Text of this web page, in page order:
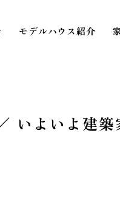
モデルハウス紹介
いよいよ建築